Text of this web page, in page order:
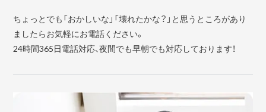
ちょっとでも「おかしいな」「壊れたかな？」と思うところがあり
ましたらお気軽にお電話ください。
24時間365日電話対応、夜間でも早朝でも対応しております！